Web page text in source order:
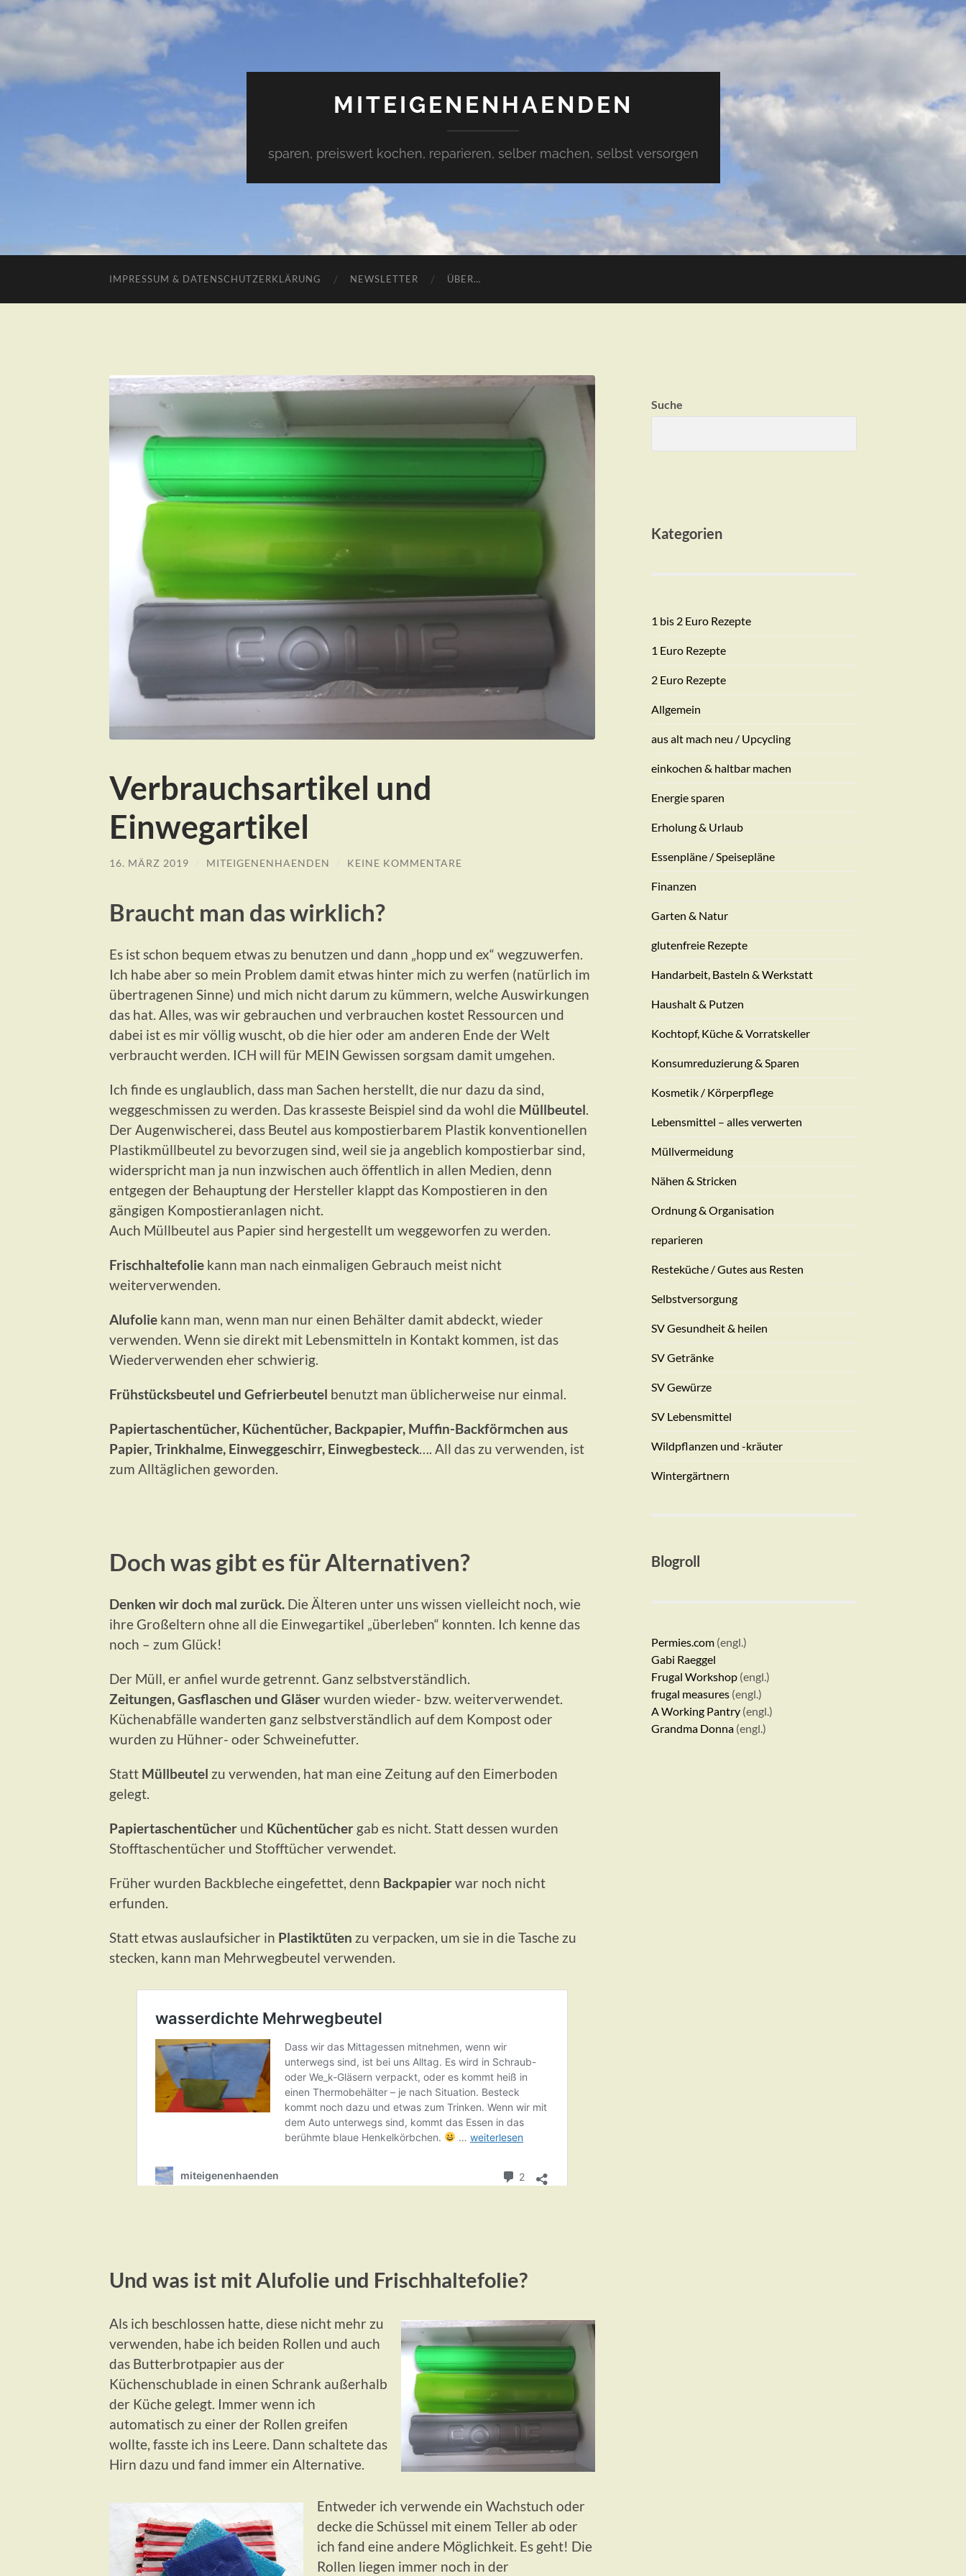
MITEIGENENHAENDEN
sparen, preiswert kochen, reparieren, selber machen, selbst versorgen
IMPRESSUM & DATENSCHUTZERKLÄRUNG NEWSLETTER ÜBER…
Verbrauchsartikel und
Einwegartikel
16. MÄRZ 2019 MITEIGENENHAENDEN KEINE KOMMENTARE
Braucht man das wirklich?
Es ist schon bequem etwas zu benutzen und dann „hopp und ex“ wegzuwerfen.
Ich habe aber so mein Problem damit etwas hinter mich zu werfen (natürlich im
übertragenen Sinne) und mich nicht darum zu kümmern, welche Auswirkungen
das hat. Alles, was wir gebrauchen und verbrauchen kostet Ressourcen und
dabei ist es mir völlig wuscht, ob die hier oder am anderen Ende der Welt
verbraucht werden. ICH will für MEIN Gewissen sorgsam damit umgehen.
Ich finde es unglaublich, dass man Sachen herstellt, die nur dazu da sind,
weggeschmissen zu werden. Das krasseste Beispiel sind da wohl die Müllbeutel.
Der Augenwischerei, dass Beutel aus kompostierbarem Plastik konventionellen
Plastikmüllbeutel zu bevorzugen sind, weil sie ja angeblich kompostierbar sind,
widerspricht man ja nun inzwischen auch öffentlich in allen Medien, denn
entgegen der Behauptung der Hersteller klappt das Kompostieren in den
gängigen Kompostieranlagen nicht.
Auch Müllbeutel aus Papier sind hergestellt um weggeworfen zu werden.
Frischhaltefolie kann man nach einmaligen Gebrauch meist nicht
weiterverwenden.
Alufolie kann man, wenn man nur einen Behälter damit abdeckt, wieder
verwenden. Wenn sie direkt mit Lebensmitteln in Kontakt kommen, ist das
Wiederverwenden eher schwierig.
Frühstücksbeutel und Gefrierbeutel benutzt man üblicherweise nur einmal.
Papiertaschentücher, Küchentücher, Backpapier, Muffin-Backförmchen aus
Papier, Trinkhalme, Einweggeschirr, Einwegbesteck…. All das zu verwenden, ist
zum Alltäglichen geworden.
Doch was gibt es für Alternativen?
Denken wir doch mal zurück. Die Älteren unter uns wissen vielleicht noch, wie
ihre Großeltern ohne all die Einwegartikel „überleben“ konnten. Ich kenne das
noch – zum Glück!
Der Müll, er anfiel wurde getrennt. Ganz selbstverständlich.
Zeitungen, Gasflaschen und Gläserwurden wieder- bzw. weiterverwendet.
Küchenabfälle wanderten ganz selbstverständlich auf dem Kompost oder
wurden zu Hühner- oder Schweinefutter.
Statt Müllbeutel zu verwenden, hat man eine Zeitung auf den Eimerboden
gelegt.
Papiertaschentücher und Küchentücher gab es nicht. Statt dessen wurden
Stofftaschentücher und Stofftücher verwendet.
Früher wurden Backbleche eingefettet, denn Backpapierwar noch nicht
erfunden.
Statt etwas auslaufsicher in Plastiktüten zu verpacken, um sie in die Tasche zu
stecken, kann man Mehrwegbeutel verwenden.
Und was ist mit Alufolie und Frischhaltefolie?
Als ich beschlossen hatte, diese nicht mehr zu
verwenden, habe ich beiden Rollen und auch
das Butterbrotpapier aus der
Küchenschublade in einen Schrank außerhalb
der Küche gelegt. Immer wenn ich
automatisch zu einer der Rollen greifen
wollte, fasste ich ins Leere. Dann schaltete das
Hirn dazu und fand immer ein Alternative.
Entweder ich verwende ein Wachstuch oder
decke die Schüssel mit einem Teller ab oder
ich fand eine andere Möglichkeit. Es geht! Die
Rollen liegen immer noch in der
Suche
Kategorien
1 bis 2 Euro Rezepte
1 Euro Rezepte
2 Euro Rezepte
Allgemein
aus alt mach neu / Upcycling
einkochen & haltbar machen
Energie sparen
Erholung & Urlaub
Essenpläne / Speisepläne
Finanzen
Garten & Natur
glutenfreie Rezepte
Handarbeit, Basteln & Werkstatt
Haushalt & Putzen
Kochtopf, Küche & Vorratskeller
Konsumreduzierung & Sparen
Kosmetik / Körperpflege
Lebensmittel – alles verwerten
Müllvermeidung
Nähen & Stricken
Ordnung & Organisation
reparieren
Resteküche / Gutes aus Resten
Selbstversorgung
SV Gesundheit & heilen
SV Getränke
SV Gewürze
SV Lebensmittel
Wildpflanzen und -kräuter
Wintergärtnern
Blogroll
Permies.com (engl.)
Gabi Raeggel
Frugal Workshop (engl.)
frugal measures (engl.)
A Working Pantry (engl.)
Grandma Donna (engl.)